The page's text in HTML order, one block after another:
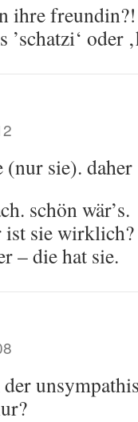
ihre
’schatzi‘ oder
sie). daher
schön wär’s.
ist sie wirklich?
– die hat sie.